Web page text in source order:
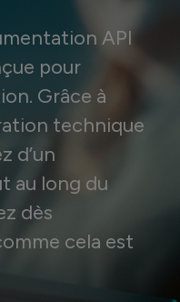
API
pour
Grâce à
technique
d’un
au long du
dès
cela est